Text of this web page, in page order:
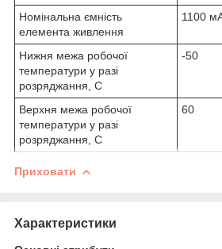
Номінальна ємність
елемента живлення
1100
Нижня межа робочої
температури у разі
розряджання, С
-50
Верхня межа робочої
температури у разі
розряджання, С
60
Приховати
Характеристики